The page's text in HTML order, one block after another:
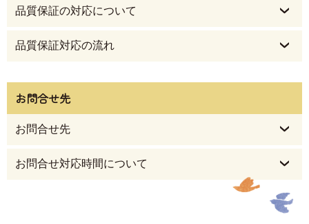
品質保証の対応について
品質保証対応の流れ
お問合せ先
お問合せ先
お問合せ対応時間について